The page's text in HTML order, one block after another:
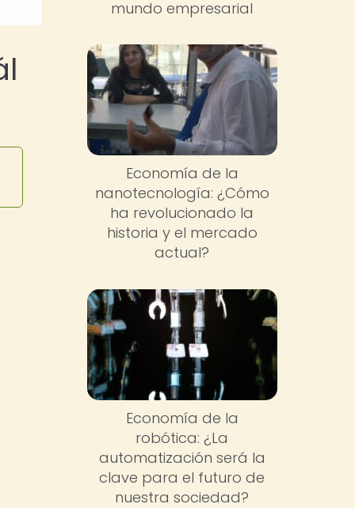
mundo empresarial
Economía de la
nanotecnología: ¿Cómo
ha revolucionado la
historia y el mercado
actual?
Economía de la
robótica: ¿La
automatización será la
clave para el futuro de
nuestra sociedad?